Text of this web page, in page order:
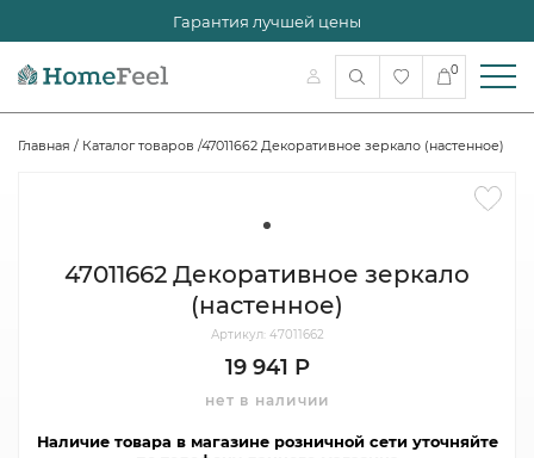
Гарантия лучшей цены
0
Главная / Каталог товаров /47011662 Декоративное зеркало (настенное)
47011662 Декоративное зеркало
(настенное)
Артикул: 47011662
19 941 Р
нет в наличии
Наличие товара в магазине розничной сети уточняйте